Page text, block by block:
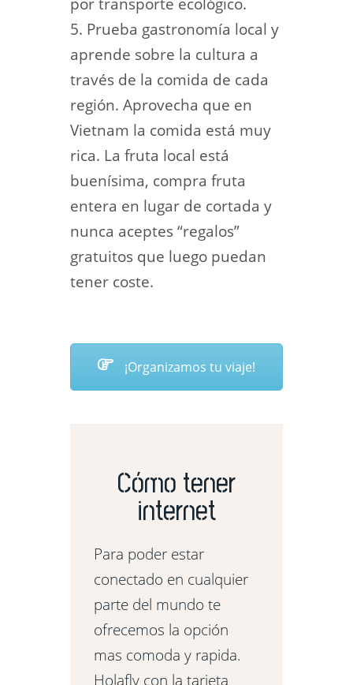
Prueba gastronomía local y
aprende sobre la cultura a
través de la comida de cada
región. Aprovecha que en
Vietnam la comida está muy
rica. La fruta local está
buenísima, compra fruta
entera en lugar de cortada y
nunca aceptes “regalos”
gratuitos que luego puedan
tener coste.
¡Organizamos tu viaje!
Cómo tener
internet
Para poder estar
conectado en cualquier
parte del mundo te
ofrecemos la opción
mas comoda y rapida.
Holafly con la tarjeta